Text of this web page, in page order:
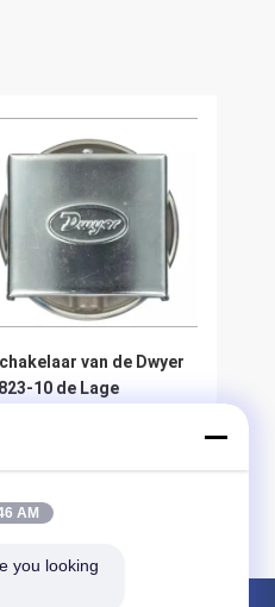
van de Dwyer
10 de Lage
Beste Prijs
AM
you looking